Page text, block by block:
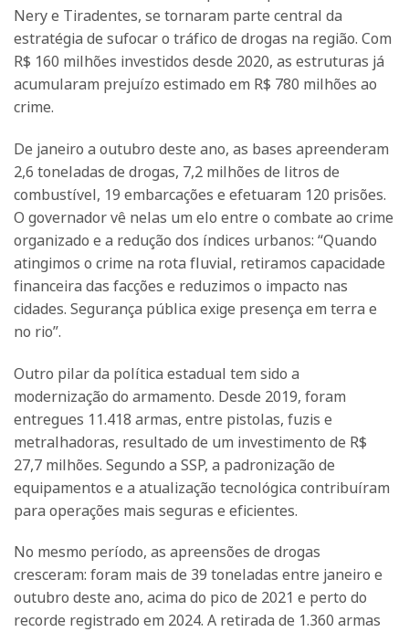
Nery e Tiradentes, se tornaram parte central da
estratégia de sufocar o tráfico de drogas na região. Com
R$ 160 milhões investidos desde 2020, as estruturas já
acumularam prejuízo estimado em R$ 780 milhões ao
crime.
De janeiro a outubro deste ano, as bases apreenderam
2,6 toneladas de drogas, 7,2 milhões de litros de
combustível, 19 embarcações e efetuaram 120 prisões.
O governador vê nelas um elo entre o combate ao crime
organizado e a redução dos índices urbanos: “Quando
atingimos o crime na rota fluvial, retiramos capacidade
financeira das facções e reduzimos o impacto nas
cidades. Segurança pública exige presença em terra e
no rio”.
Outro pilar da política estadual tem sido a
modernização do armamento. Desde 2019, foram
entregues 11.418 armas, entre pistolas, fuzis e
metralhadoras, resultado de um investimento de R$
27,7 milhões. Segundo a SSP, a padronização de
equipamentos e a atualização tecnológica contribuíram
para operações mais seguras e eficientes.
No mesmo período, as apreensões de drogas
cresceram: foram mais de 39 toneladas entre janeiro e
outubro deste ano, acima do pico de 2021 e perto do
recorde registrado em 2024. A retirada de 1.360 armas